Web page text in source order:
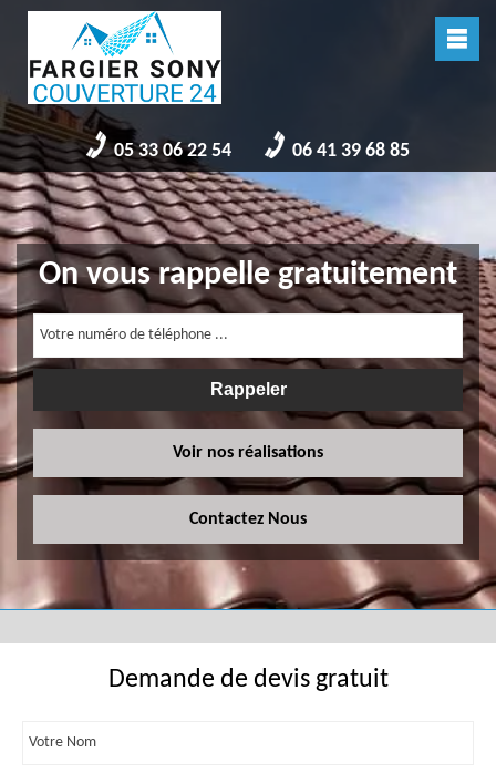
05 33 06 22 54 06 41 39 68 85
On vous rappelle gratuitement
Voir nos réalisations
Contactez Nous
Demande de devis gratuit